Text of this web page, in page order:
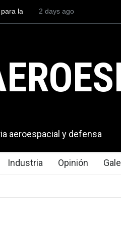
Entrenar a un piloto para
2 days ago
aeroespacial y defensa
Industria Opinión